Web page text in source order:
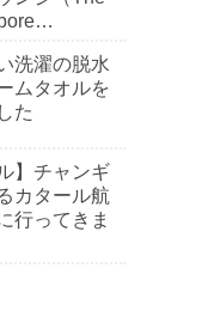
洗濯の脱水
ムタオルを
た
】チャンギ
カタール航
行ってきま